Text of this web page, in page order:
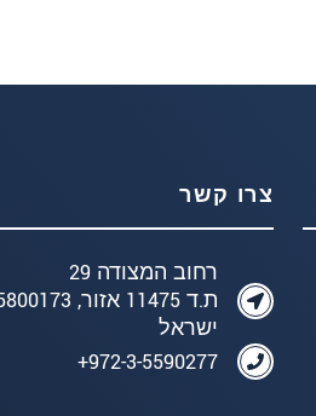
צרו קשר
רחוב המצודה 29
ישראל
972-3-5590277+